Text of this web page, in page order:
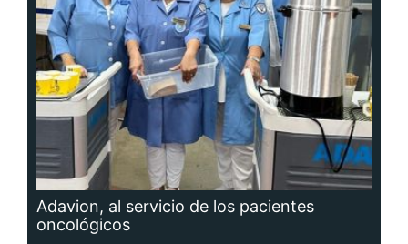
Adavion, al servicio de los pacientes
oncológicos